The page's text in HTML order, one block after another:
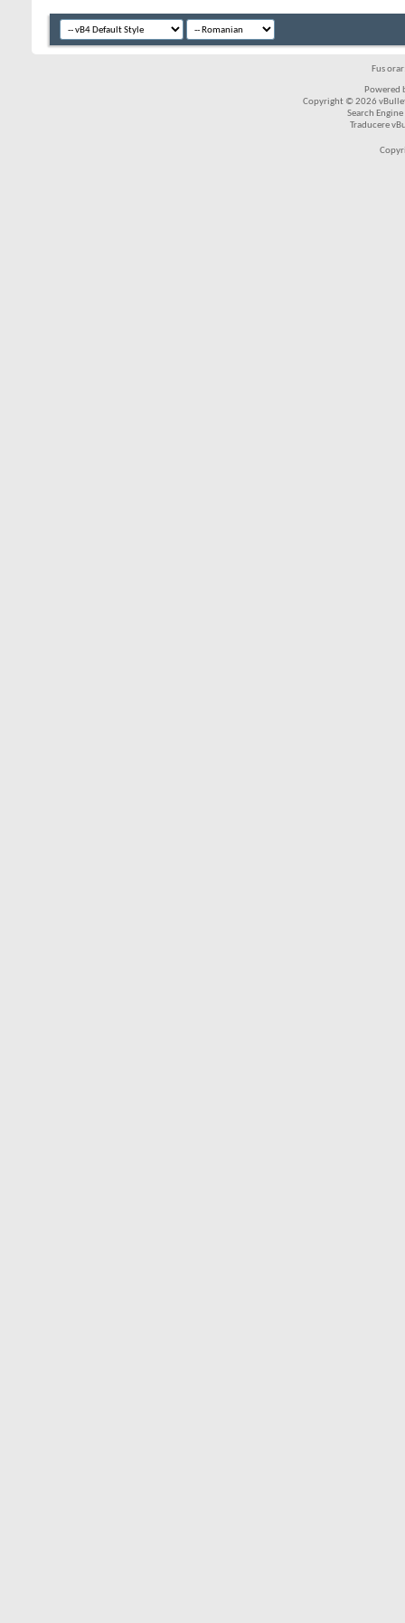
Fus
Powered
Copyright © 2026
Search
Traducere